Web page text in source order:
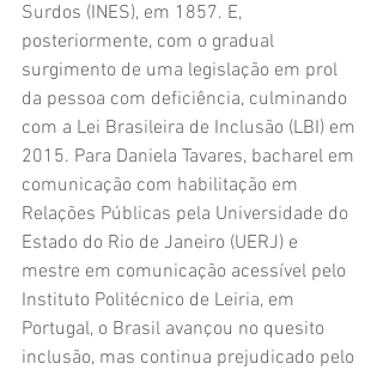
Surdos (INES), em 1857. E,
posteriormente, com o gradual
surgimento de uma legislação em prol
da pessoa com deficiência, culminando
com a Lei Brasileira de Inclusão (LBI) em
2015. Para Daniela Tavares, bacharel em
comunicação com habilitação em
Relações Públicas pela Universidade do
Estado do Rio de Janeiro (UERJ) e
mestre em comunicação acessível pelo
Instituto Politécnico de Leiria, em
Portugal, o Brasil avançou no quesito
inclusão, mas continua prejudicado pelo